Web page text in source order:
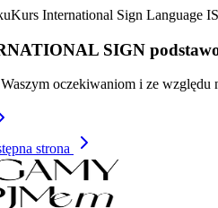
Kurs International Sign Language
SIGN
oczekiwaniom i ze względu
strona